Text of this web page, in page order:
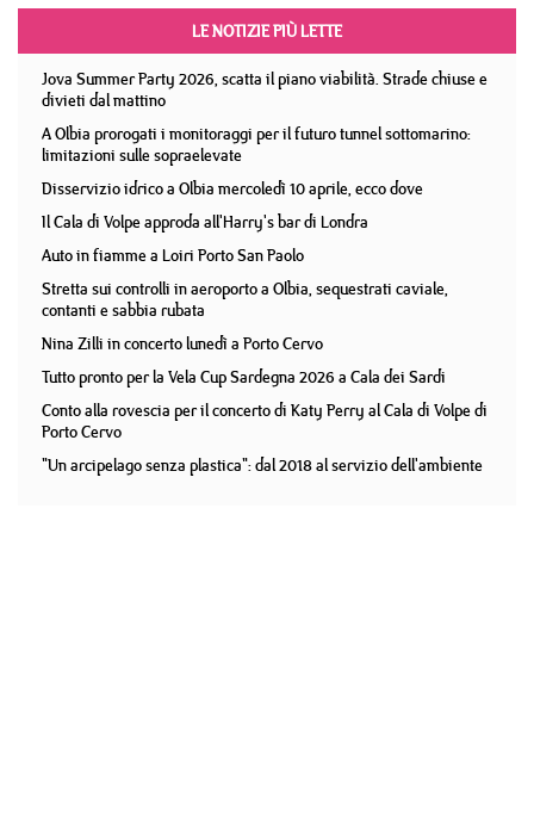
LE NOTIZIE PIÙ LETTE
Jova Summer Party 2026, scatta il piano viabilità. Strade chiuse e
divieti dal mattino
A Olbia prorogati i monitoraggi per il futuro tunnel sottomarino:
limitazioni sulle sopraelevate
Disservizio idrico a Olbia mercoledì 10 aprile, ecco dove
Il Cala di Volpe approda all'Harry's bar di Londra
Auto in fiamme a Loiri Porto San Paolo
Stretta sui controlli in aeroporto a Olbia, sequestrati caviale,
contanti e sabbia rubata
Nina Zilli in concerto lunedì a Porto Cervo
Tutto pronto per la Vela Cup Sardegna 2026 a Cala dei Sardi
Conto alla rovescia per il concerto di Katy Perry al Cala di Volpe di
Porto Cervo
"Un arcipelago senza plastica": dal 2018 al servizio dell'ambiente